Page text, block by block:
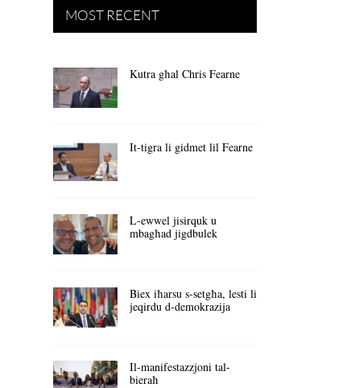
MOST RECENT
Kutra għal Chris Fearne
It-tigra li gidmet lil Fearne
L-ewwel jisirquk u
mbagħad jigdbulek
Biex iħarsu s-setgħa, lesti li
jeqirdu d-demokrazija
Il-manifestazzjoni tal-
bieraħ